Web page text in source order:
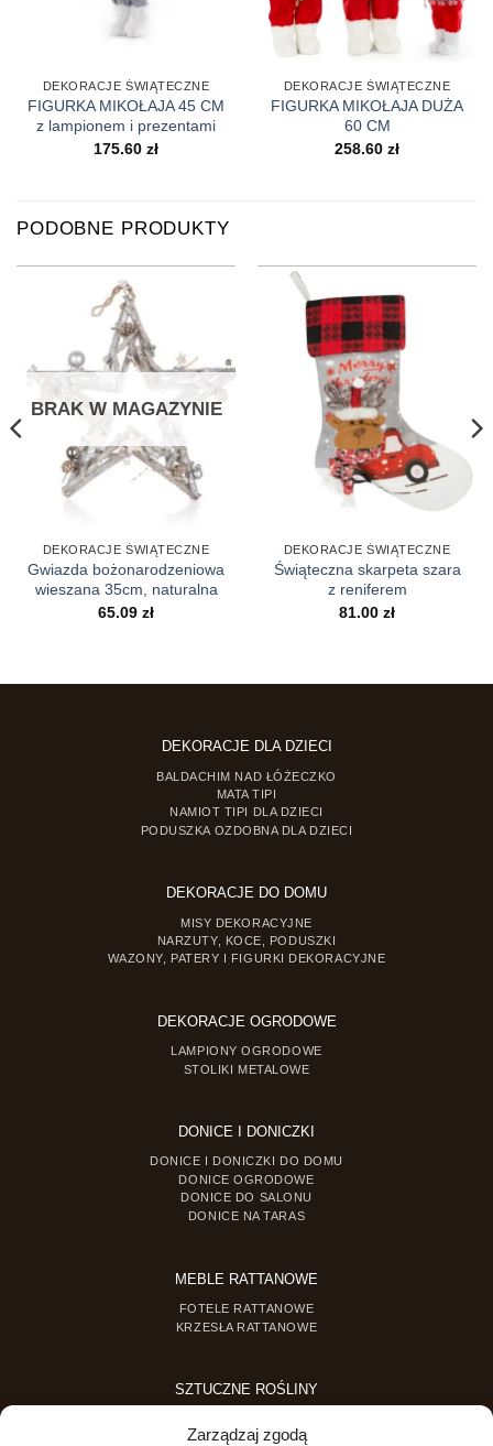
Zarządzaj zgodą
DEKORACJE ŚWIĄTECZNE
FIGURKA MIKOŁAJA 45 CM
z lampionem i prezentami
175.60 zł
DEKORACJE ŚWIĄTECZNE
FIGURKA MIKOŁAJA DUŻA
60 CM
258.60 zł
PODOBNE PRODUKTY
BRAK W MAGAZYNIE
DEKORACJE ŚWIĄTECZNE
Gwiazda bożonarodzeniowa
wieszana 35cm, naturalna
65.09 zł
DEKORACJE ŚWIĄTECZNE
Świąteczna skarpeta szara
z reniferem
81.00 zł
DEKORACJE DLA DZIECI
BALDACHIM NAD ŁÓŻECZKO
MATA TIPI
NAMIOT TIPI DLA DZIECI
PODUSZKA OZDOBNA DLA DZIECI
DEKORACJE DO DOMU
MISY DEKORACYJNE
NARZUTY, KOCE, PODUSZKI
WAZONY, PATERY I FIGURKI DEKORACYJNE
DEKORACJE OGRODOWE
LAMPIONY OGRODOWE
STOLIKI METALOWE
DONICE I DONICZKI
DONICE I DONICZKI DO DOMU
DONICE OGRODOWE
DONICE DO SALONU
DONICE NA TARAS
MEBLE RATTANOWE
FOTELE RATTANOWE
KRZESŁA RATTANOWE
SZTUCZNE ROŚLINY
SZTUCZNE ROŚLINY DONICZKOWE